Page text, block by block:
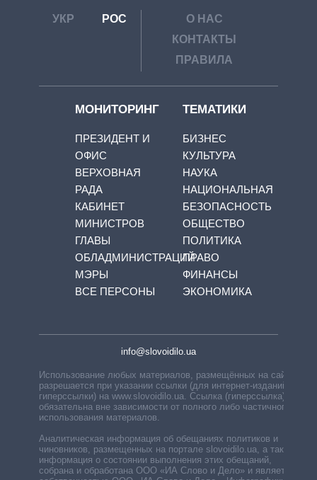
УКР РОС
О НАС
КОНТАКТЫ
ПРАВИЛА
МОНИТОРИНГ
ПРЕЗИДЕНТ И
ОФИС
ВЕРХОВНАЯ
РАДА
КАБИНЕТ
МИНИСТРОВ
ГЛАВЫ
ОБЛАДМИНИСТРАЦИЙ
МЭРЫ
ВСЕ ПЕРСОНЫ
ТЕМАТИКИ
БИЗНЕС
КУЛЬТУРА
НАУКА
НАЦИОНАЛЬНАЯ
БЕЗОПАСНОСТЬ
ОБЩЕСТВО
ПОЛИТИКА
ПРАВО
ФИНАНСЫ
ЭКОНОМИКА
info@slovoidilo.ua
Использование любых материалов, размещённых на сайте,
разрешается при указании ссылки (для интернет-изданий —
гиперссылки) на www.slovoidilo.ua. Ссылка (гиперссылка)
обязательна вне зависимости от полного либо частичного
использования материалов.
Аналитическая информация об обещаниях политиков и
чиновников, размещенных на портале slovoidilo.ua, а также
информация о состоянии выполнения этих обещаний,
собрана и обработана ООО «ИА Слово и Дело» и является